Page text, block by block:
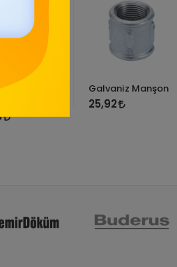
Galvaniz Manşon
25,92